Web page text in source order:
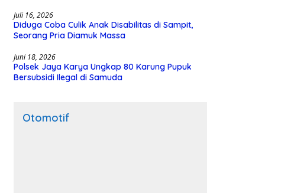
Juli 16, 2026
Diduga Coba Culik Anak Disabilitas di Sampit,
Seorang Pria Diamuk Massa
Juni 18, 2026
Polsek Jaya Karya Ungkap 80 Karung Pupuk
Bersubsidi Ilegal di Samuda
Otomotif